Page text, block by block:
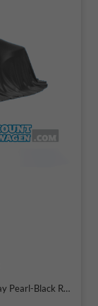
Lumen Gray Pearl-Black Roof